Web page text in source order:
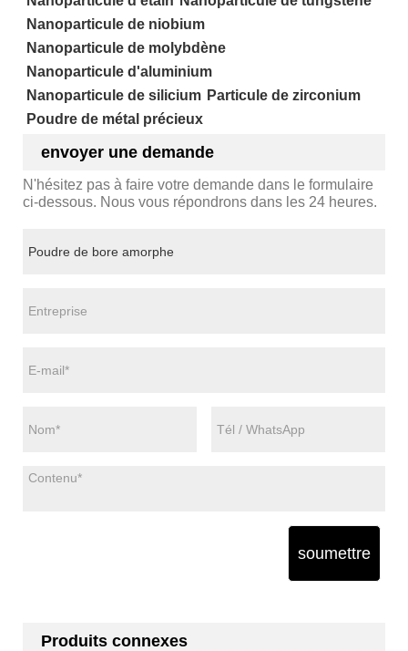
Nanoparticule de niobium
Nanoparticule de molybdène
Nanoparticule d'aluminium
Nanoparticule de silicium Particule de zirconium
Poudre de métal précieux
envoyer une demande
N'hésitez pas à faire votre demande dans le formulaire
ci-dessous. Nous vous répondrons dans les 24 heures.
soumettre
Produits connexes